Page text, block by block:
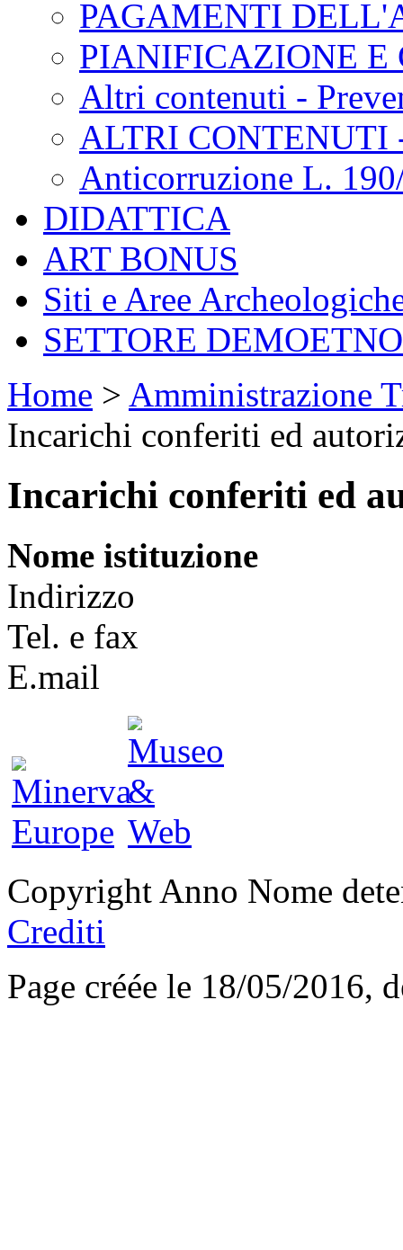
PAGAMENTI
PIANIFICAZIONE E
Altri contenuti -
ALTRI CONTENUTI
Anticorruzione L.
DIDATTICA
ART BONUS
Siti e Aree
SETTORE
Home > Amministrazione
Incarichi conferiti ed
Incarichi conferiti ed
Nome istituzione
Indirizzo
Tel. e fax
E.mail
Copyright Anno Nome
Crediti
Page créée le 18/05/2016,